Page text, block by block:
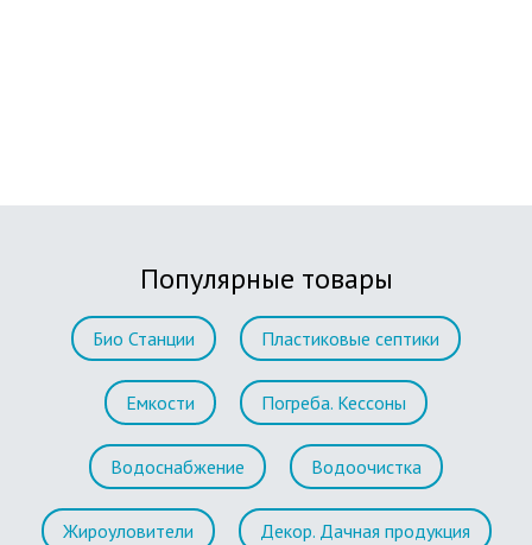
Популярные товары
Био Станции Пластиковые септики
Емкости Погреба. Кессоны
Водоснабжение Водоочистка
Жироуловители Декор. Дачная продукция